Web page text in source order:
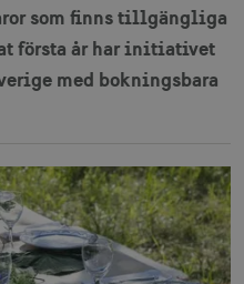
som finns tillgängliga
första år har initiativet
med bokningsbara